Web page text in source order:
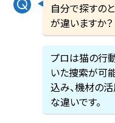
自分で探すの
が違いますか？
プロは猫の行
いた捜索が可
込み、機材の
な違いです。